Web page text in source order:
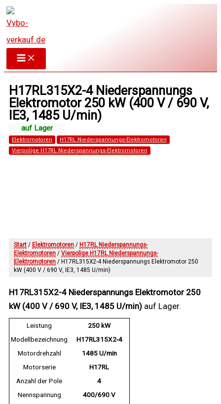
Zum
Inhalt
springen
H17RL315X2-4 Niederspannungs
Elektromotor 250 kW (400 V / 690 V,
IE3, 1485 U/min)
Elektromotoren
H17RL Niederspannungs-Elektromotoren
Vierpolige H17RL Niederspannungs-Elektromotoren
Start / Elektromotoren / H17RL Niederspannungs-
Elektromotoren / Vierpolige H17RL Niederspannungs-
Elektromotoren / H17RL315X2-4 Niederspannungs Elektromotor 250
kW (400 V / 690 V, IE3, 1485 U/min)
H17RL315X2-4 Niederspannungs Elektromotor 250
kW (400 V / 690 V, IE3, 1485 U/min) auf Lager.
Leistung
250 kW
Modellbezeichnung
H17RL315X2-4
Motordrehzahl
1485 U/min
Motorserie
H17RL
Anzahl der Pole
4
Nennspannung
400/690 V